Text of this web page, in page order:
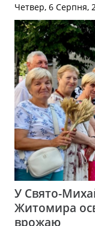
Четвер, 6 Серпня,
У Свято-
Житомира
врожаю